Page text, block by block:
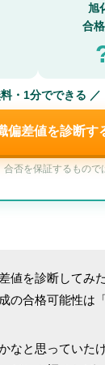
旭
合
・1分でできる ／
偏差値を診断す
否を保証するもので
値を診断してみ
の合格可能性は
なと思っていたけ